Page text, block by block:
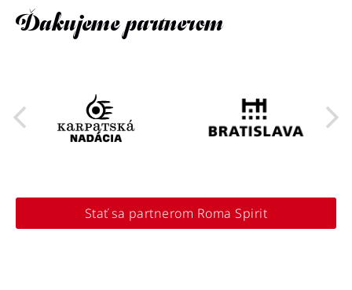
Ďakujeme partnerom
Stať sa partnerom Roma Spirit